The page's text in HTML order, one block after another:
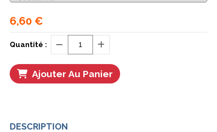
6,60 €
Quantité :
Ajouter Au Panier
DESCRIPTION